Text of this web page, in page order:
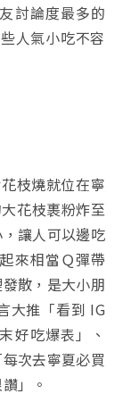
討論度最多的
人氣小吃不容
枝燒就位在寧
花枝裹粉炸至
讓人可以邊吃
來相當Ｑ彈帶
散，是大小朋
大推「看到 IG
好吃爆表」、
次去寧夏必買
」。